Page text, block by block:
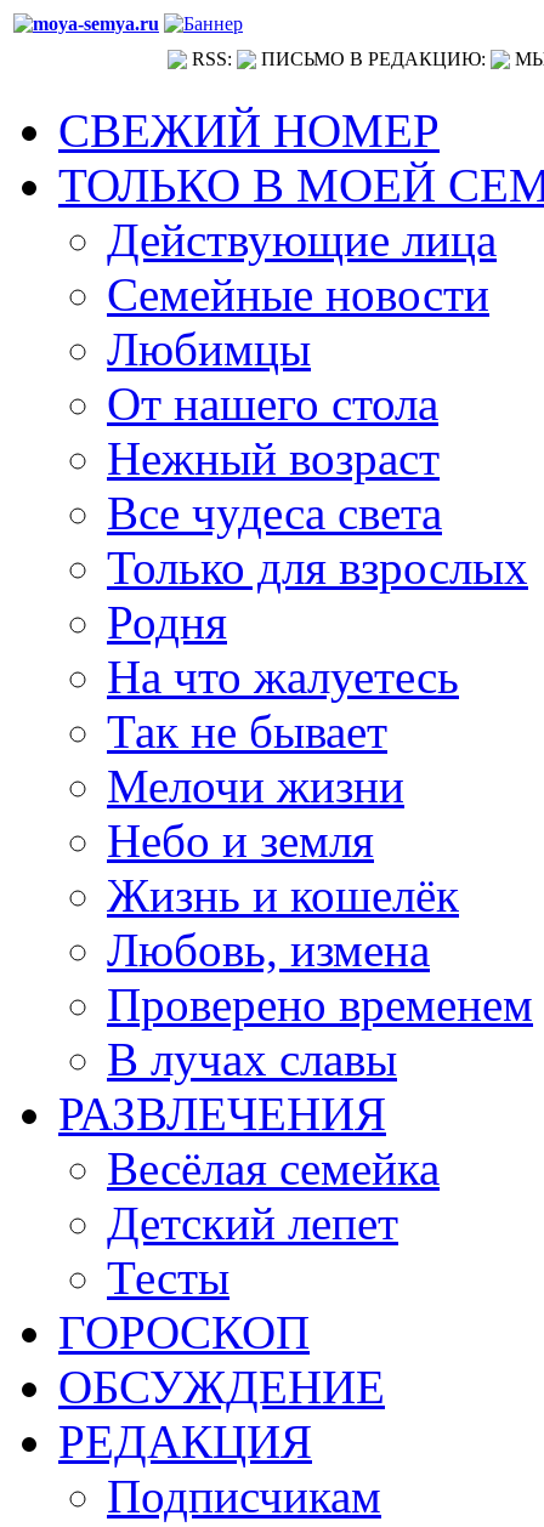
RSS: ПИСЬМО В РЕДАКЦИЮ:
СВЕЖИЙ НОМЕР
ТОЛЬКО В МОЕЙ
Действующие лица
Семейные новости
Любимцы
От нашего стола
Нежный возраст
Все чудеса света
Только для взрослых
Родня
На что жалуетесь
Так не бывает
Мелочи жизни
Небо и земля
Жизнь и кошелёк
Любовь, измена
Проверено временем
В лучах славы
РАЗВЛЕЧЕНИЯ
Весёлая семейка
Детский лепет
Тесты
ГОРОСКОП
ОБСУЖДЕНИЕ
РЕДАКЦИЯ
Подписчикам